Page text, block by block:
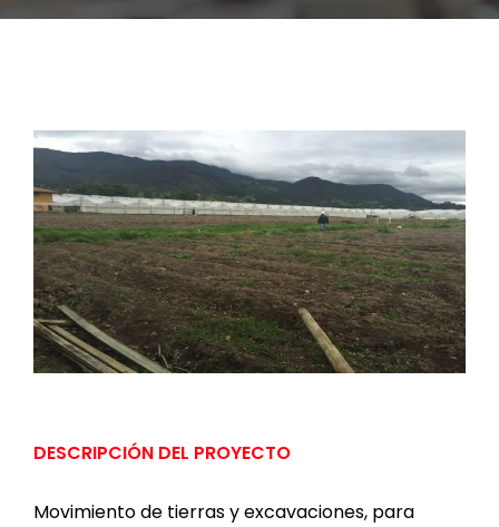
DESCRIPCIÓN DEL PROYECTO
Movimiento de tierras y excavaciones, para